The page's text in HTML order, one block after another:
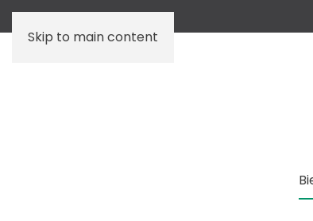
Skip to main content